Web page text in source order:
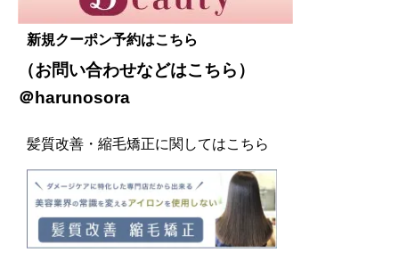
新規クーポン予約はこちら
（お問い合わせなどはこちら ）
＠harunosora
髪質改善・縮毛矯正に関してはこちら